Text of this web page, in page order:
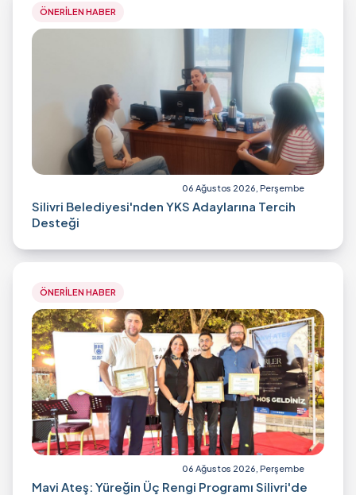
ÖNERİLEN HABER
06 Ağustos 2026, Perşembe
Silivri Belediyesi'nden YKS Adaylarına Tercih
Desteği
ÖNERİLEN HABER
06 Ağustos 2026, Perşembe
Mavi Ateş: Yüreğin Üç Rengi Programı Silivri'de